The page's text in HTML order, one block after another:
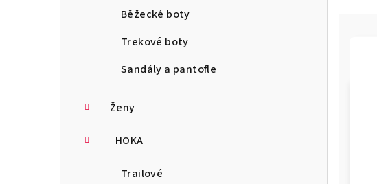
Běžecké boty
Trekové boty
Sandály a pantofle
Ženy
HOKA
Trailové